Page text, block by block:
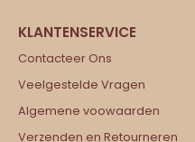
Contacteer Ons
Veelgestelde Vragen
Algemene voowaarden
Verzenden en Retourneren